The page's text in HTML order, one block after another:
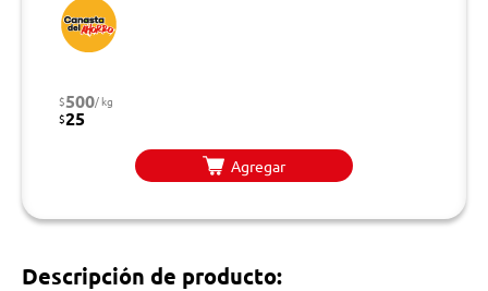
$500/ kg
$25
Agregar
Descripción de producto: